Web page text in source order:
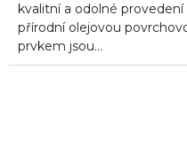
kvalitní a odolné
přírodní olejovou
prvkem jsou...